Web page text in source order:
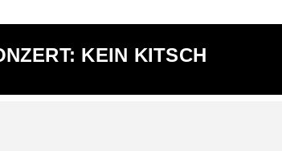
KEIN KITSCH